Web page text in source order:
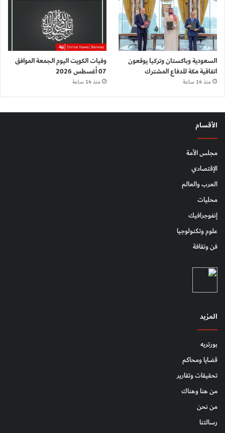
السعودية وباكستان وتركيا يوقعون
اتفاقية مكة للدفاع المشترك
منذ 14 ساعة
وفيات الكويت اليوم الجمعة الموافق
07 أغسطس 2026
منذ 14 ساعة
الأقسام
مجلس الأمة
الإقتصادي
العرب والعالم
محليات
إنفوجرافيك
علوم وتكنولوجيا
فن وثقافة
المزيد
بورتريه
قضايا ومحاكم
تحقيقات وتقارير
من هنا وهناك
من نحن
رسالتنا